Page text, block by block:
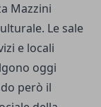
Mazzini
Le sale
e locali
oggi
però il